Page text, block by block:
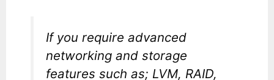
If you require advanced
networking and storage
features such as; LVM, RAID,